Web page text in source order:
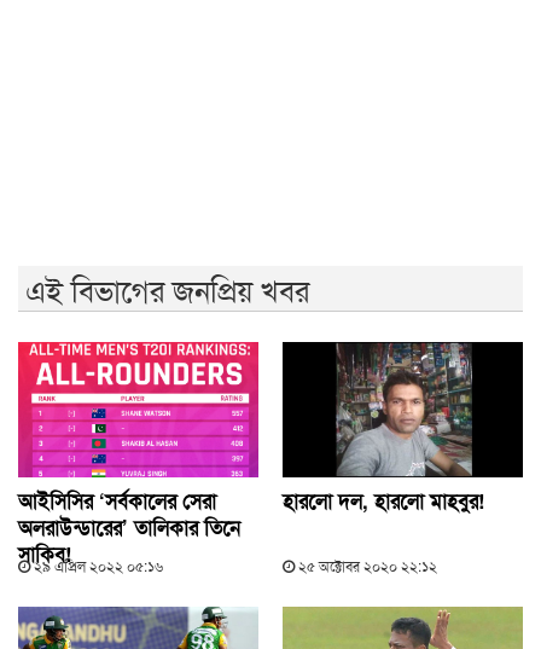
এই বিভাগের জনপ্রিয় খবর
আইসিসির ‘সর্বকালের সেরা
অলরাউন্ডারের’ তালিকার তিনে
সাকিব!
২৯ এপ্রিল ২০২২ ০৫:১৬
হারলো দল, হারলো মাহবুর!
২৫ অক্টোবর ২০২০ ২২:১২